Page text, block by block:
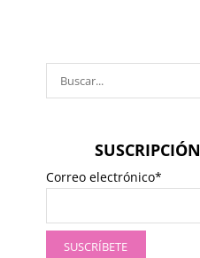
SUSCRIPCIÓN
Correo electrónico*